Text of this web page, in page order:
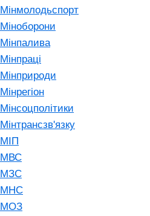
Мінмолодьспорт
Міноборони
Мінпалива
Мінпраці
Мінприроди
Мінрегіон
Мінсоцполітики
Мінтрансзв'язку
МІП
МВС
МЗС
МНС
МОЗ